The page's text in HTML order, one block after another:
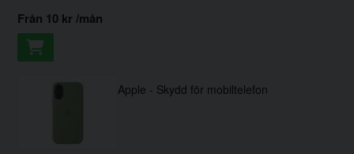
från 10 kr /mån
Apple - Skydd för mobiltelefon